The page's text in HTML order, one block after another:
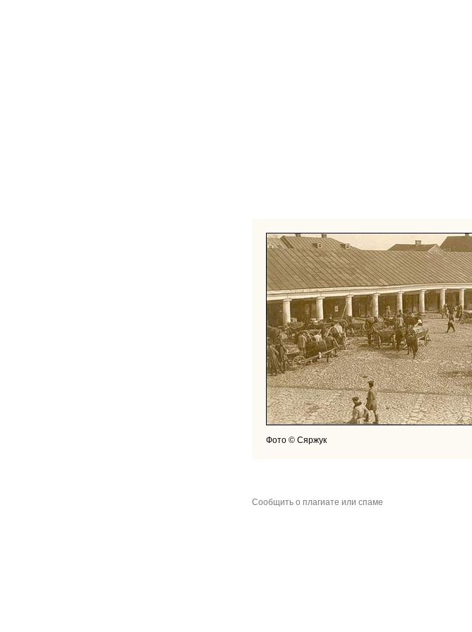
Фото © Сяржук
Сообщить о плагиате или спаме